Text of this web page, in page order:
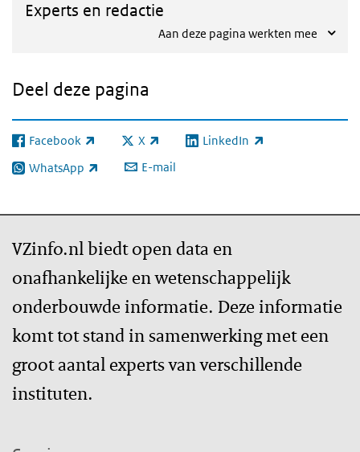
Experts en redactie
Aan deze pagina werkten mee
Deel deze pagina
Facebook
(externe link) X
(externe link) LinkedIn
(externe link)
WhatsApp
(externe link) E-mail
VZinfo.nl biedt open data en
onafhankelijke en wetenschappelijk
onderbouwde informatie. Deze informatie
komt tot stand in samenwerking met een
groot aantal experts van verschillende
instituten.